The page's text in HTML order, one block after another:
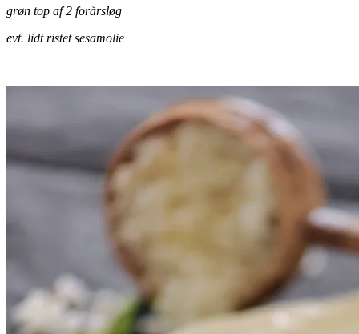
grøn top af 2 forårsløg
evt. lidt ristet sesamolie